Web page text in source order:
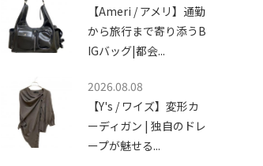
【Ameri / アメリ】通勤
から旅行まで寄り添うB
IGバッグ|都会...
2026.08.08
【Y's / ワイズ】変形カ
ーディガン | 独自のドレ
ープが魅せる...